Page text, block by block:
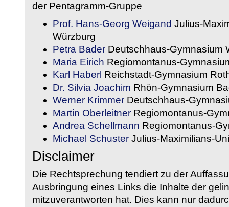
der Pentagramm-Gruppe
Prof. Hans-Georg Weigand Julius-
Würzburg
Petra Bader Deutschhaus-Gymnasium
Maria Eirich Regiomontanus-
Karl Haberl Reichstadt-Gymnasium
Dr. Silvia Joachim Rhön-Gymnasium
Werner Krimmer Deutschhaus-
Martin Oberleitner Regiomontanus-
Andrea Schellmann Regiomontanus-
Michael Schuster Julius-Maximilians-
Disclaimer
Die Rechtsprechung tendiert zu der
Ausbringung eines Links die Inhalte der
mitzuverantworten hat. Dies kann nur